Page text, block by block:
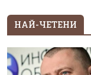
НАЙ-ЧЕТЕНИ